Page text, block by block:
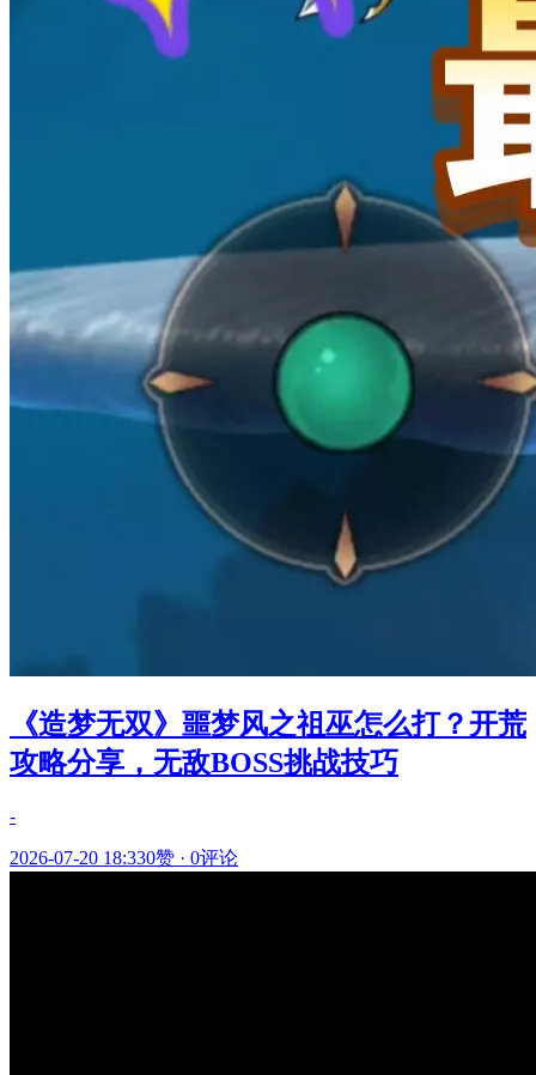
《造梦无双》噩梦风之祖巫怎么打？开荒
攻略分享，无敌BOSS挑战技巧
-
2026-07-20 18:330赞 · 0评论